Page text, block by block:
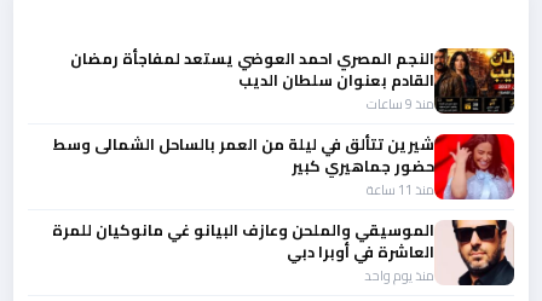
النجم المصري احمد العوضي يستعد لمفاجأة رمضان
القادم بعنوان سلطان الديب
منذ 9 ساعات
شيرين تتألق في ليلة من العمر بالساحل الشمالى وسط
حضور جماهيري كبير
منذ 11 ساعة
الموسيقي والملحن وعازف البيانو غي مانوكيان للمرة
العاشرة في أوبرا دبي
منذ يوم واحد